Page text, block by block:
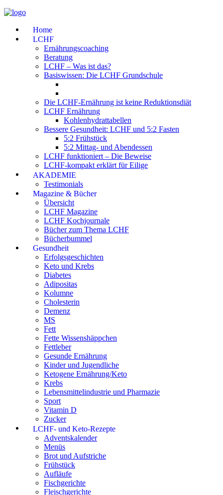
Home
LCHF
Ernährungscoaching
Beratung
LCHF – Was ist das?
Basiswissen: Die LCHF Grundschule
Die LCHF-Ernährung ist keine Reduktionsdiät
LCHF Ernährung
Kohlenhydrattabellen
Bessere Gesundheit: LCHF und 5:2 Fasten
5:2 Frühstück
5:2 Mittag- und Abendessen
LCHF funktioniert – Die Beweise
LCHF-kompakt erklärt für Eilige
AKADEMIE
Testimonials
Magazine & Bücher
Übersicht
LCHF Magazine
LCHF Kochjournale
Bücher zum Thema LCHF
Bücherbummel
Gesundheit
Erfolgsgeschichten
Keto und Krebs
Diabetes
Adipositas
Kolumne
Cholesterin
Demenz
MS
Fett
Fette Wissenshäppchen
Fettleber
Gesunde Ernährung
Kinder und Jugendliche
Ketogene Ernährung/Keto
Krebs
Lebensmittelindustrie und Pharmazie
Sport
Vitamin D
Zucker
LCHF- und Keto-Rezepte
Adventskalender
Menüs
Brot und Aufstriche
Frühstück
Aufläufe
Fischgerichte
Fleischgerichte